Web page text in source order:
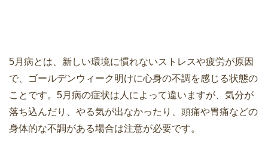
5月病とは、新しい環境に慣れないストレスや疲労が原因
で、ゴールデンウィーク明けに心身の不調を感じる状態の
ことです。5月病の症状は人によって違いますが、気分が
落ち込んだり、やる気が出なかったり、頭痛や胃痛などの
身体的な不調がある場合は注意が必要です。